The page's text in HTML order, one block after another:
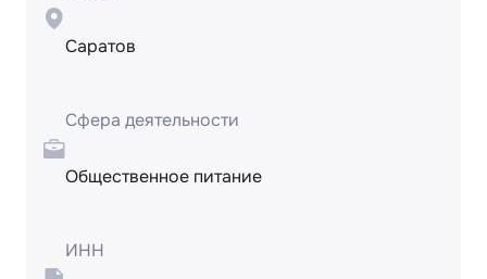
Саратов
Сфера деятельности
Общественное питание
ИНН